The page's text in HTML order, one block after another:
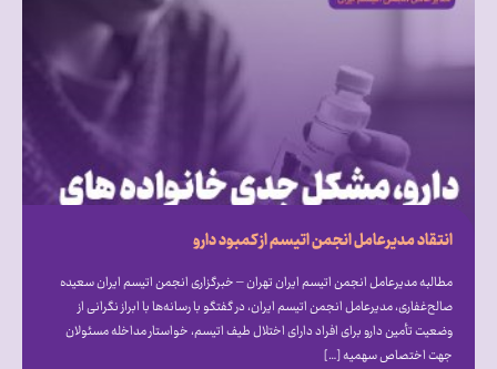
انتقاد مدیرعامل انجمن اتیسم از کمبود دارو
مطالبه مدیرعامل انجمن اتیسم ایران تهران – خبرگزاری انجمن اتیسم ایران سعیده
صالح‌غفاری، مدیرعامل انجمن اتیسم ایران، در گفتگو با رسانه‌ها با ابراز نگرانی از
وضعیت تأمین دارو برای افراد دارای اختلال طیف اتیسم، خواستار مداخله مسئولان
جهت اختصاص سهمیه […]